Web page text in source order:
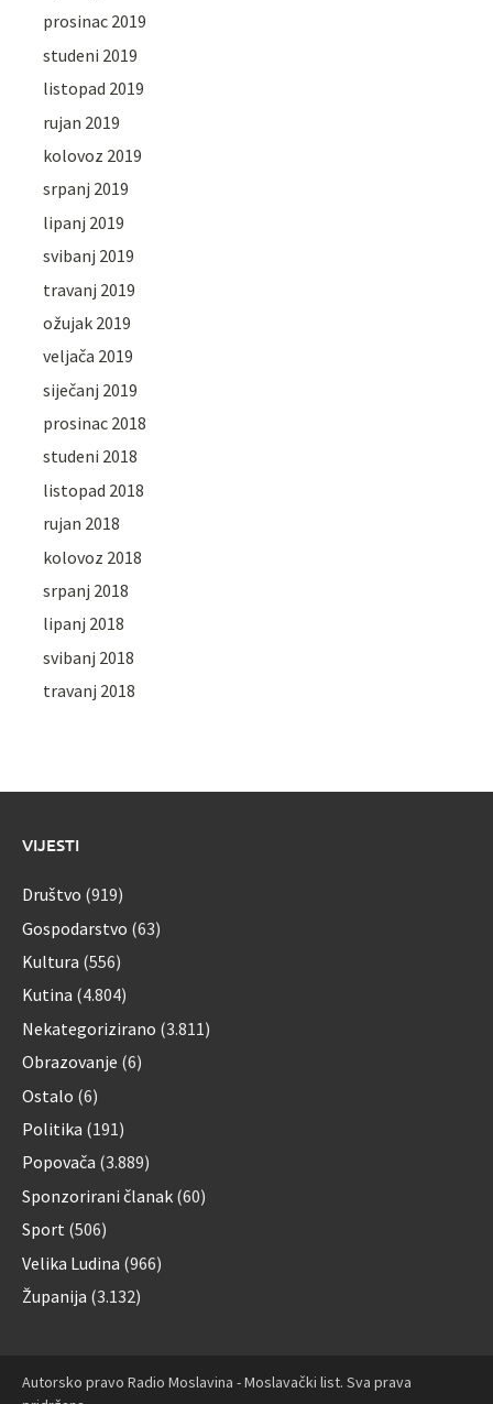
prosinac 2019
studeni 2019
listopad 2019
rujan 2019
kolovoz 2019
srpanj 2019
lipanj 2019
svibanj 2019
travanj 2019
ožujak 2019
veljača 2019
siječanj 2019
prosinac 2018
studeni 2018
listopad 2018
rujan 2018
kolovoz 2018
srpanj 2018
lipanj 2018
svibanj 2018
travanj 2018
VIJESTI
Društvo (919)
Gospodarstvo (63)
Kultura (556)
Kutina (4.804)
Nekategorizirano (3.811)
Obrazovanje (6)
Ostalo (6)
Politika (191)
Popovača (3.889)
Sponzorirani članak (60)
Sport (506)
Velika Ludina (966)
Županija (3.132)
Autorsko pravo Radio Moslavina - Moslavački list. Sva prava